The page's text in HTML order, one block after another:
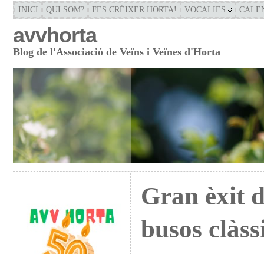
INICI QUI SOM? FES CRÉIXER HORTA! VOCALIES
avvhorta
Blog de l'Associació de Veïns i Veïnes d'Horta
Gran èxit
busos